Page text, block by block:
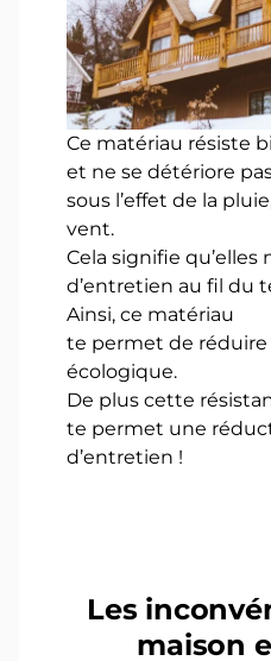
Ce matériau résiste
et ne se détériore
sous l’effet de la
vent.
Cela signifie
d’entretien au fil du
Ainsi, ce matériau
te permet de
écologique.
De plus cette
te permet une
d’entretien !
Les
maison